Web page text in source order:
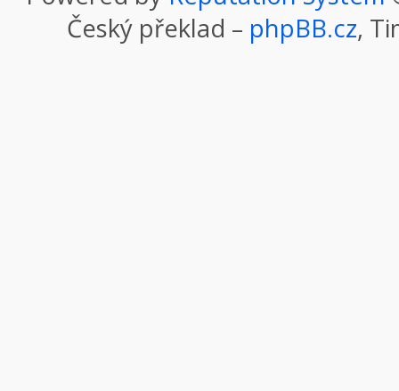
Český překlad – phpBB.cz,